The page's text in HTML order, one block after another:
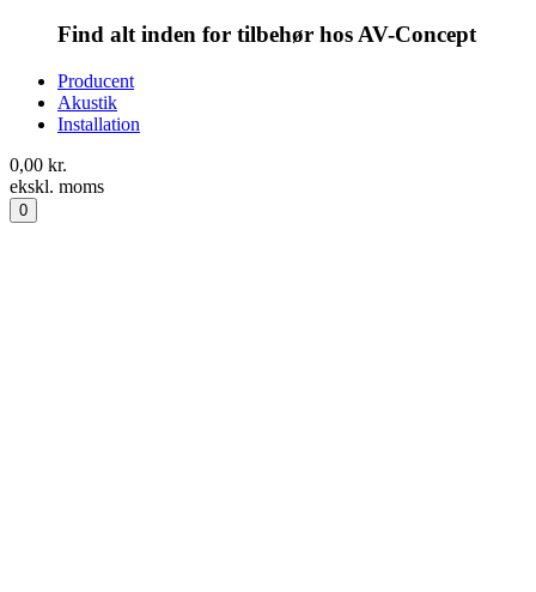
Find alt inden for tilbehør hos AV-Concept
Producent
Akustik
Installation
0,00 kr.
ekskl. moms
0